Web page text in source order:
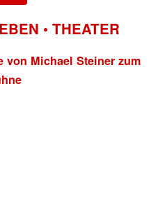
• THEATER
von Michael Steiner zum